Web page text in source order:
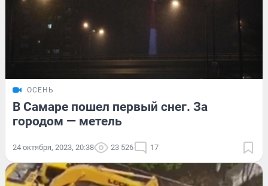
ОСЕНЬ
В Самаре пошел первый снег. За
городом — метель
24 октября, 2023, 20:38 23 526 17